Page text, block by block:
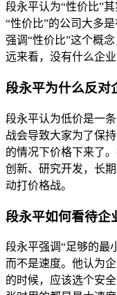
段永平认为“性价比”
“性价比”的公司大多
强调“性价比”这个概
远来看，没有什么企业
段永平为什么反对
段永平认为低价是一
战会导致大家为了保
的情况下价格下来了
创新、研究开发，长
动打价格战。
段永平如何看待企
段永平强调“足够的最
而不是速度。他认为
的时候，应该选个安